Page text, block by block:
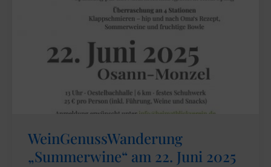
WeinGenussWanderung
„Summerwine“ am 22. Juni 2025